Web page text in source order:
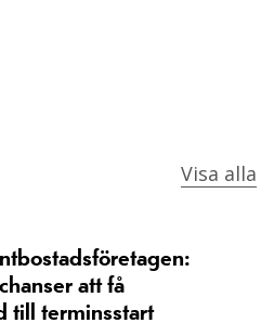
Visa alla
att få
till terminsstart